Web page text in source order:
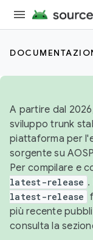
A partire dal
sviluppo trunk
piattaforma per
sorgente su
Per compilare e
latest-release .
latest-release
più recente
consulta la